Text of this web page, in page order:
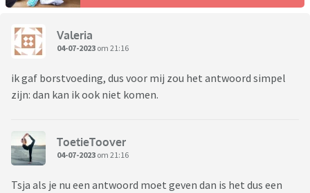
Valeria
04-07-2023 om 21:16
ik gaf borstvoeding, dus voor mij zou het antwoord simpel
zijn: dan kan ik ook niet komen.
ToetieToover
04-07-2023 om 21:16
Tsja als je nu een antwoord moet geven dan is het dus een